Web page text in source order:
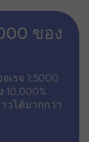
ของ
เรจ 1:5000
10,000%
วได้มากกว่า